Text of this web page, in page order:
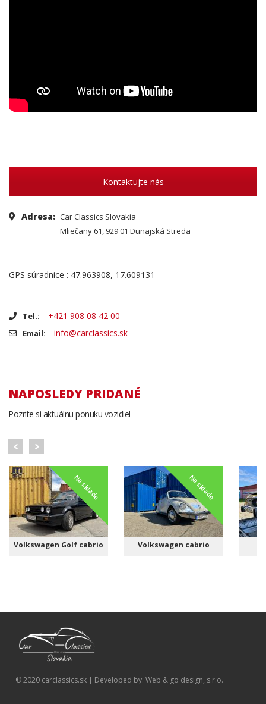
Kontaktujte nás
Adresa: Car Classics Slovakia
Mliečany 61, 929 01 Dunajská Streda
GPS súradnice : 47.963908, 17.609131
Tel.: +421 908 08 42 00
Email: info@carclassics.sk
NAPOSLEDY PRIDANÉ
Pozrite si aktuálnu ponuku vozidiel
Na sklade
Volkswagen Golf cabrio
Na sklade
Volkswagen cabrio
© 2020 carclassics.sk | Developed by: Web & go design, s.r.o.